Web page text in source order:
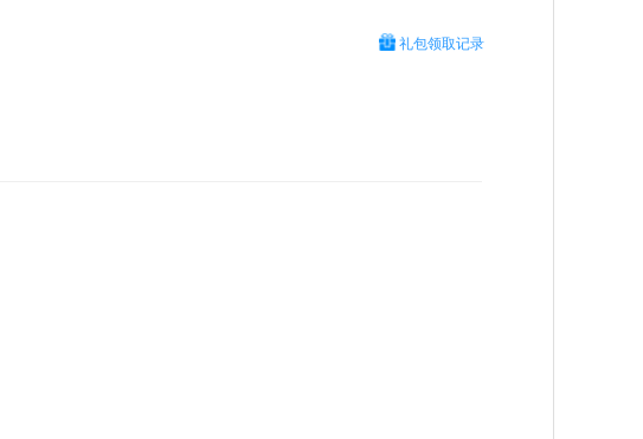
礼包领取记录